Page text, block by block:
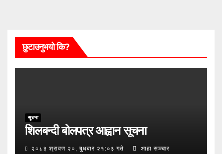
छुटाउनुभयो कि?
सूचना
शिलबन्दी बोलपत्र आह्वान सूचना
२०८३ श्रावण २०, बुधबार २१:०३ गते आहा सञ्चार